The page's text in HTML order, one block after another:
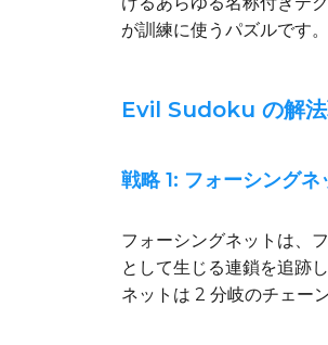
が訓練に使うパズルです。
Evil Sudoku の解
戦略 1: フォーシングネ
フォーシングネットは、
として生じる連鎖を追跡
ネットは 2 分岐のチェー